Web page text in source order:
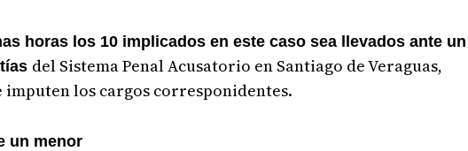
horas los 10 implicados en este caso sea llevados ante un
del Sistema Penal Acusatorio en Santiago de Veraguas,
imputen los cargos corresponidentes.
un menor